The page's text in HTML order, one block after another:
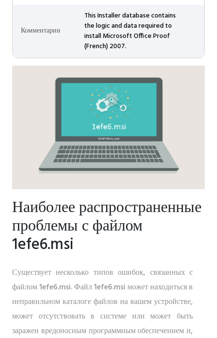
Комментарии
This Installer database contains
the logic and data required to
install Microsoft Office Proof
(French) 2007.
Наиболее распространенные
проблемы с файлом
1efe6.msi
Существует несколько типов ошибок, связанных с
файлом 1efe6.msi. Файл 1efe6.msi может находиться в
неправильном каталоге файлов на вашем устройстве,
может отсутствовать в системе или может быть
заражен вредоносным программным обеспечением и,